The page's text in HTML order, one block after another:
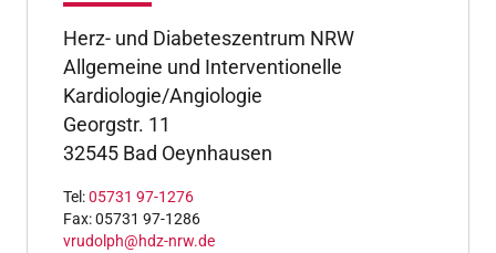
Herz- und Diabeteszentrum NRW
Allgemeine und Interventionelle
Kardiologie/Angiologie
Georgstr. 11
32545 Bad Oeynhausen
Tel:05731 97-1276
Fax: 05731 97-1286
vrudolph@hdz-nrw.de